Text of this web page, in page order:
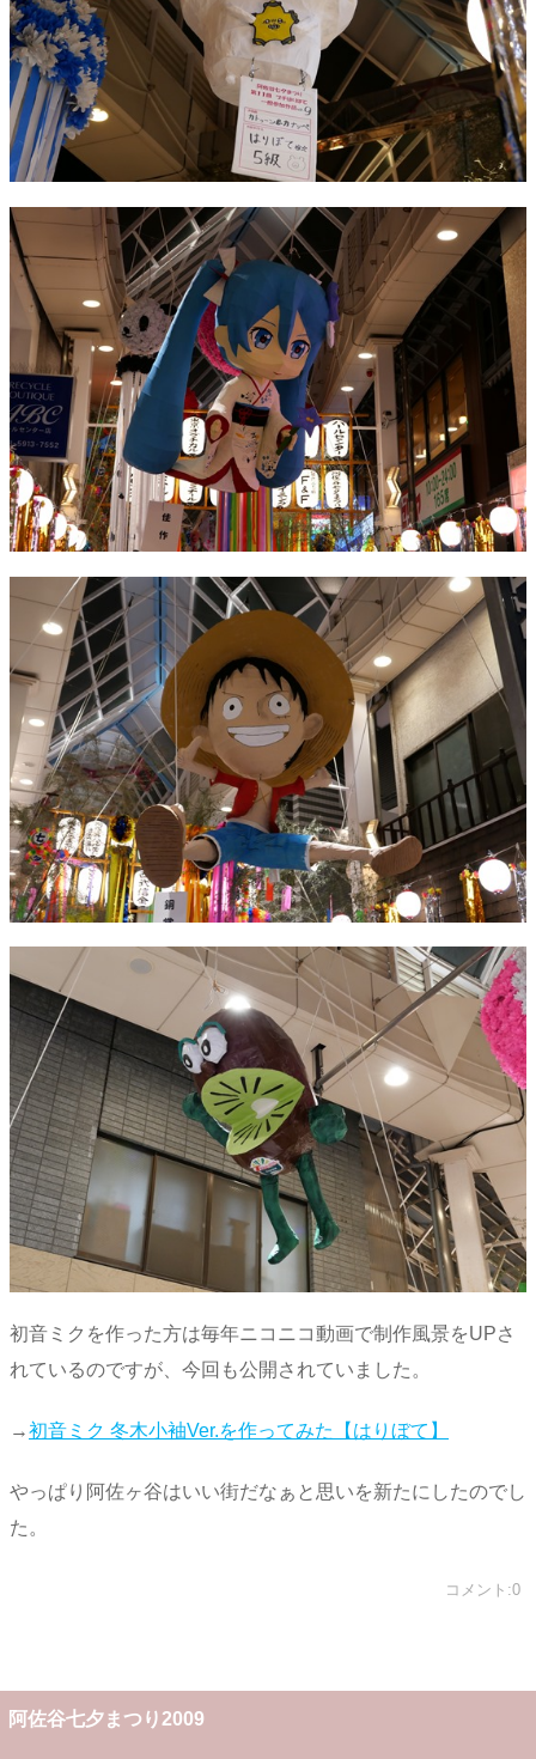
初音ミクを作った方は毎年ニコニコ動画で制作風景をUPさ
れているのですが、今回も公開されていました。
→初音ミク 冬木小袖Ver.を作ってみた【はりぼて】
やっぱり阿佐ヶ谷はいい街だなぁと思いを新たにしたのでし
た。
コメント:0
阿佐谷七夕まつり2009